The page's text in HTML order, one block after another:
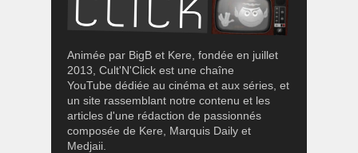
Animée par BigB et Kere, fondée en juillet
2013, Cult'N'Click est une chaîne
YouTube dédiée au cinéma et aux séries, et
un site rassemblant notre contenu et les
articles d'une rédaction de passionnés
composée de Kere, Marquis Daily et
Medjaii.